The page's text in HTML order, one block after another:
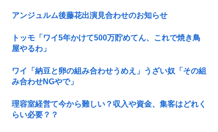
アンジュルム後藤花出演見合わせのお知らせ
トッモ「ワイ5年かけて500万貯めてん、これで焼き鳥
屋やるわ」
ワイ「納豆と卵の組み合わせうめえ」うざい奴「その組
み合わせNGやで」
理容室経営て今から難しい？収入や資金、集客はどれく
らい必要？？